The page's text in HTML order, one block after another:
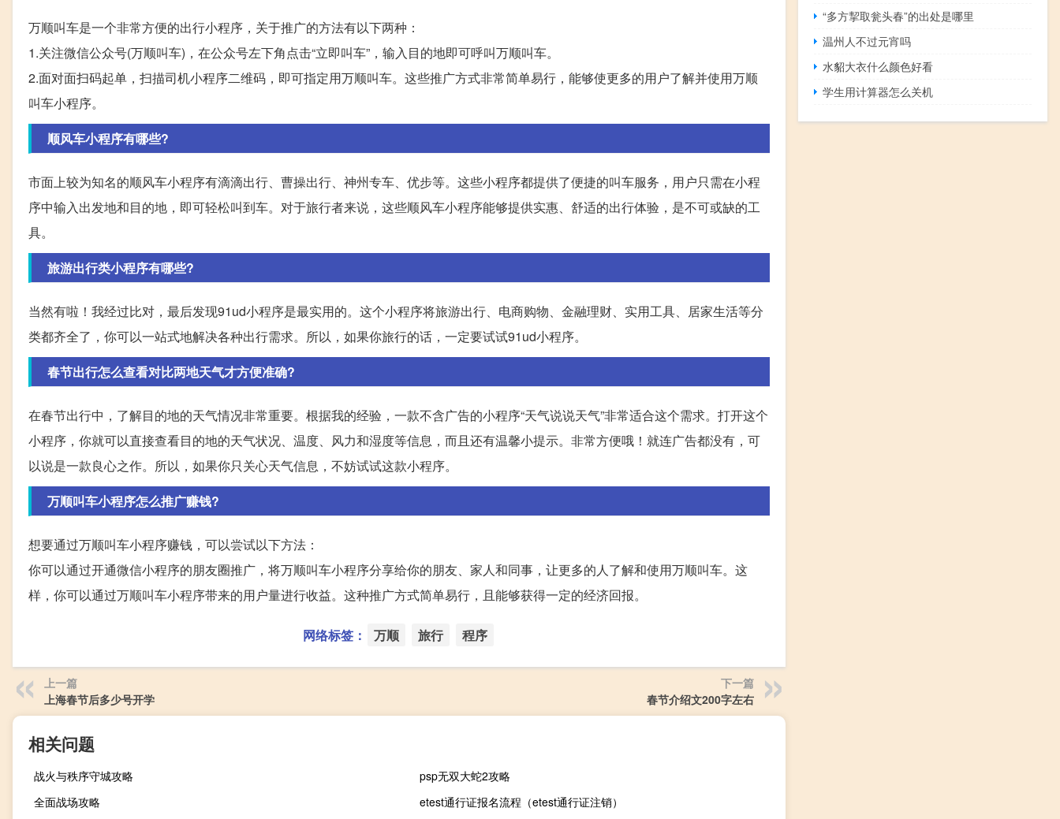
万顺叫车是一个非常方便的出行小程序，关于推广的方法有以下两种：
1.关注微信公众号(万顺叫车)，在公众号左下角点击“立即叫车”，输入目的地即可呼叫万顺叫车。
2.面对面扫码起单，扫描司机小程序二维码，即可指定用万顺叫车。这些推广方式非常简单易行，能够使更多的用户了解并使用万顺
叫车小程序。
顺风车小程序有哪些?
市面上较为知名的顺风车小程序有滴滴出行、曹操出行、神州专车、优步等。这些小程序都提供了便捷的叫车服务，用户只需在小程
序中输入出发地和目的地，即可轻松叫到车。对于旅行者来说，这些顺风车小程序能够提供实惠、舒适的出行体验，是不可或缺的工
具。
旅游出行类小程序有哪些?
当然有啦！我经过比对，最后发现91ud小程序是最实用的。这个小程序将旅游出行、电商购物、金融理财、实用工具、居家生活等分
类都齐全了，你可以一站式地解决各种出行需求。所以，如果你旅行的话，一定要试试91ud小程序。
春节出行怎么查看对比两地天气才方便准确?
在春节出行中，了解目的地的天气情况非常重要。根据我的经验，一款不含广告的小程序“天气说说天气”非常适合这个需求。打开这个
小程序，你就可以直接查看目的地的天气状况、温度、风力和湿度等信息，而且还有温馨小提示。非常方便哦！就连广告都没有，可
以说是一款良心之作。所以，如果你只关心天气信息，不妨试试这款小程序。
万顺叫车小程序怎么推广赚钱?
想要通过万顺叫车小程序赚钱，可以尝试以下方法：
你可以通过开通微信小程序的朋友圈推广，将万顺叫车小程序分享给你的朋友、家人和同事，让更多的人了解和使用万顺叫车。这
样，你可以通过万顺叫车小程序带来的用户量进行收益。这种推广方式简单易行，且能够获得一定的经济回报。
网络标签： 万顺 旅行 程序
上一篇
上海春节后多少号开学
下一篇
春节介绍文200字左右
相关问题
战火与秩序守城攻略
psp无双大蛇2攻略
全面战场攻略
etest通行证报名流程（etest通行证注销）
“多方挈取瓮头春”的出处是哪里
温州人不过元宵吗
水貂大衣什么颜色好看
学生用计算器怎么关机